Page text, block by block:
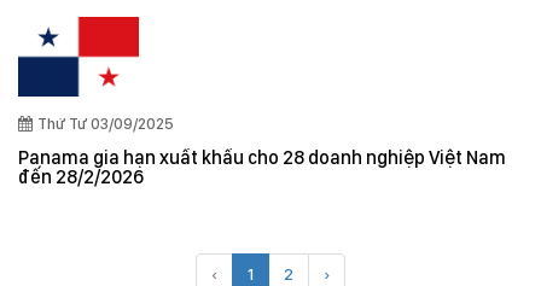
Thứ Tư 03/09/2025
Panama gia hạn xuất khẩu cho 28 doanh nghiệp Việt Nam
đến 28/2/2026
‹ 1 2 ›